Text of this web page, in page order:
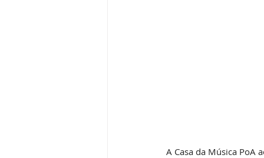
A Casa da Música PoA